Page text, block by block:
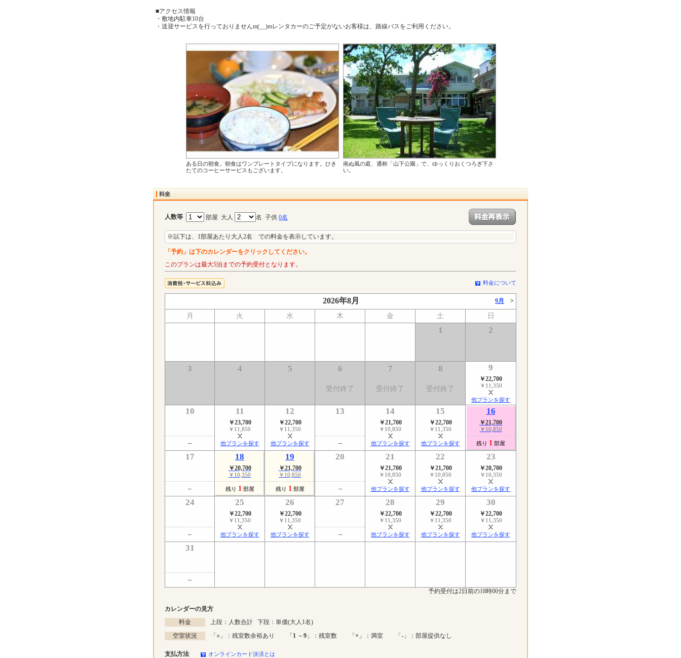
■アクセス情報
・敷地内駐車10台
・送迎サービスを行っておりませんm(__)mレンタカーのご予定がないお客様は、路線バスをご利用ください。
ある日の朝食。朝食はワンプレートタイプになります。ひき
たてのコーヒーサービスもございます。
南ぬ風の庭、通称「山下公園」で、ゆっくりおくつろぎ下さ
い。
人数等 部屋 大人 名 子供 0名
※以下は、1部屋あたり大人2名 での料金を表示しています。
「予約」は下のカレンダーをクリックしてください。
このプランは最大5泊までの予約受付となります。
料金について
2026年8月 9月 >
月 火 水 木 金 土 日
1 2
3 4 5 6
受付終了
7
受付終了
8
受付終了
9
￥22,700
￥11,350
他プランを探す
10 11
￥23,700
￥11,850
他プランを探す
12
￥22,700
￥11,350
他プランを探す
13 14
￥21,700
￥10,850
他プランを探す
15
￥22,700
￥11,350
他プランを探す
16
￥21,700
￥10,850
残り 1 部屋
17 18
￥20,700
￥10,350
残り 1 部屋
19
￥21,700
￥10,850
残り 1 部屋
20 21
￥21,700
￥10,850
他プランを探す
22
￥21,700
￥10,850
他プランを探す
23
￥20,700
￥10,350
他プランを探す
24 25
￥22,700
￥11,350
他プランを探す
26
￥22,700
￥11,350
他プランを探す
27 28
￥22,700
￥11,350
他プランを探す
29
￥22,700
￥11,350
他プランを探す
30
￥22,700
￥11,350
他プランを探す
31
予約受付は2日前の18時00分まで
カレンダーの見方
料金
上段：人数合計 下段：単価(大人1名)
空室状況
「○ 」：残室数余裕あり 「1 ～9 」：残室数 「× 」：満室 「-」：部屋提供なし
支払方法 オンラインカード決済とは